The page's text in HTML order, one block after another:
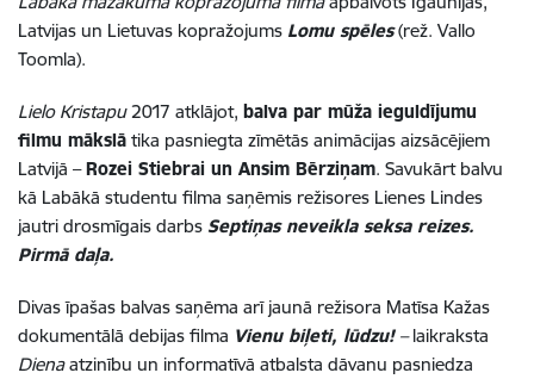
Latvijas un Lietuvas kopražojums Lomu spēles(rež. Vallo
Toomla).
Lielo Kristapu2017 atklājot, balva par mūža ieguldījumu
filmu mākslā tika pasniegta zīmētās animācijas aizsācējiem
Latvijā –Rozei Stiebrai un Ansim Bērziņam. Savukārt balvu
kā Labākā studentu filma saņēmis režisores Lienes Lindes
jautri drosmīgais darbs Septiņas neveikla seksa reizes.
Pirmā daļa.
Divas īpašas balvas saņēma arī jaunā režisora Matīsa Kažas
dokumentālā debijas filma Vienu biļeti, lūdzu! –laikraksta
Dienaatzinību un informatīvā atbalsta dāvanu pasniedza